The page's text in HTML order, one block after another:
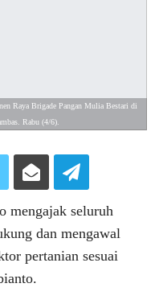
Raya Brigade Pangan Mulia Bestari di
Rabu (4/6).
mengajak seluruh
dan mengawal
pertanian sesuai